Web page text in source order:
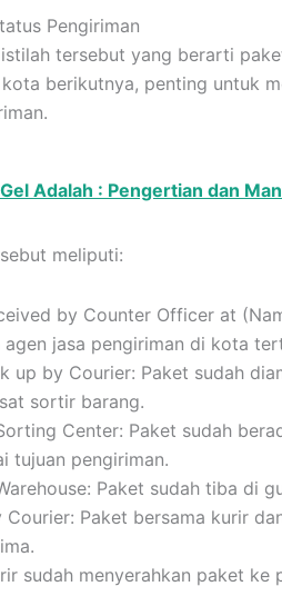
Pengiriman
tersebut yang berarti
berikutnya, penting untuk
Adalah : Pengertian dan
meliputi:
by Counter Officer at
jasa pengiriman di kota
up by Courier: Paket sudah
sortir barang.
Center: Paket sudah
tujuan pengiriman.
Paket sudah tiba di
Courier: Paket bersama kurir
sudah menyerahkan paket ke